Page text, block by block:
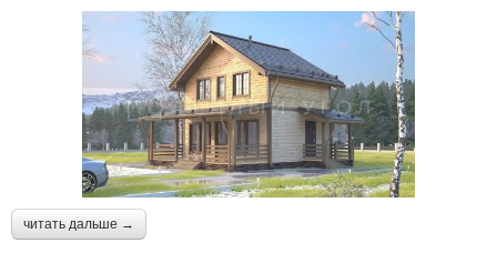
читать дальше →